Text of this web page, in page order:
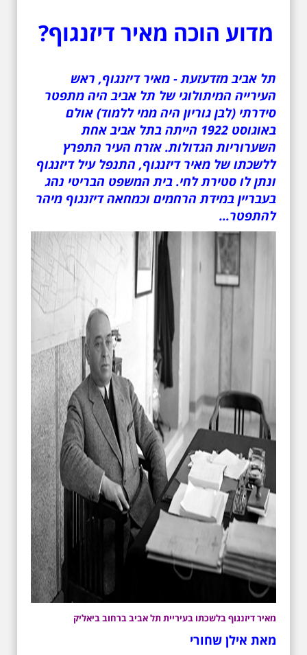
מדוע הוכה מאיר דיזנגוף?
תל אביב מזדעזעת - מאיר דיזנגוף, ראש
העירייה המיתולוגי של תל אביב היה מתפטר
סידרתי (לבן גוריון היה ממי ללמוד) אולם
באוגוסט 1922 הייתה בתל אביב אחת
השערוריות הגדולות. אזרח העיר התפרץ
ללשכתו של מאיר דיזנגוף, התנפל עיל דיזנגוף
ונתן לו סטירת לחי. בית המשפט הבריטי נהג
בעבריין במידת הרחמים וכמחאה דיזנגוף מיהר
להתפטר...
מאיר דיזנגוף בלשכתו בעיריית תל אביב ברחוב ביאליק
מאת אילן שחורי